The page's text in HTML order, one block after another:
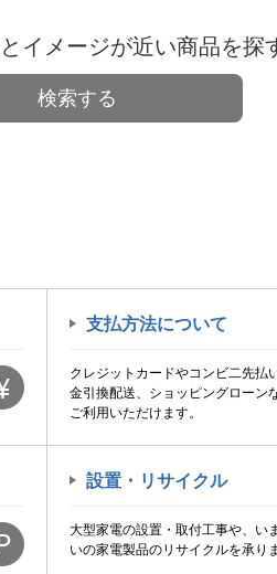
イメージが近い商品を探
検索する
支払方法について
クレジットカードやコンビ二先払
金引換配送、ショッピングローン
ご利用いただけます。
設置・リサイクル
大型家電の設置・取付工事や、い
いの家電製品のリサイクルを承り